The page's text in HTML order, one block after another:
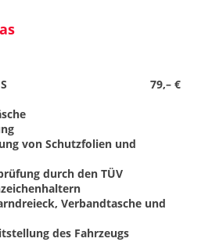
79,– €
von Schutzfolien und
durch den TÜV
Verbandtasche und
des Fahrzeugs